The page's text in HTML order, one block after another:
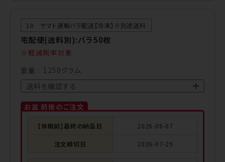
10 ヤマト運輸バラ配送【冷凍】※別途送料
宅配便(送料別):バラ50枚
軽減税率対象
重量
1250グラム
送料を確認する
お盆 前後のご注文
【休暇前】最終の納品日 2026-08-07
注文締切日 2026-07-29